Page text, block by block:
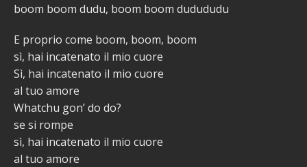
boom boom dudu, boom boom dudududu
E proprio come boom, boom, boom
sì, hai incatenato il mio cuore
Sì, hai incatenato il mio cuore
al tuo amore
Whatchu gon’ do do?
se si rompe
sì, hai incatenato il mio cuore
al tuo amore